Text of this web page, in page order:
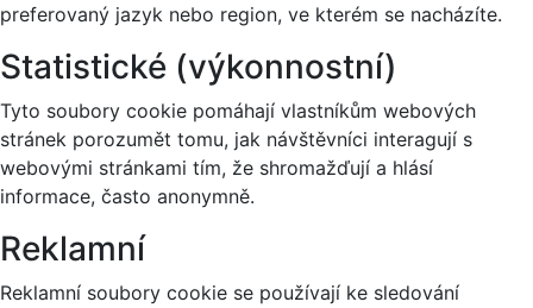
preferovaný jazyk nebo region, ve kterém se nacházíte.
Statistické (výkonnostní)
Tyto soubory cookie pomáhají vlastníkům webových
stránek porozumět tomu, jak návštěvníci interagují s
webovými stránkami tím, že shromažďují a hlásí
informace, často anonymně.
Reklamní
Reklamní soubory cookie se používají ke sledování